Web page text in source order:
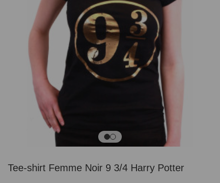
Tee-shirt Femme Noir 9 3/4 Harry Potter